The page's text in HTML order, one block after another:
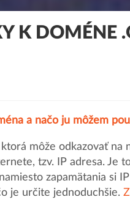
K DOMÉNE
a načo ju môžem
môže odkazovať
tzv. IP adresa. Je
zapamätania si
je určite jednoduchšie.